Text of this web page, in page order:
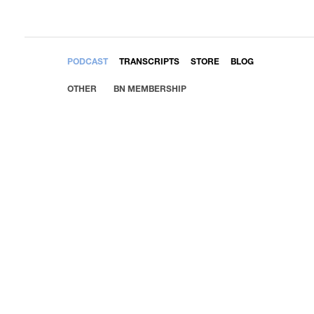
PODCAST TRANSCRIPTS STORE BLOG
OTHER BN MEMBERSHIP